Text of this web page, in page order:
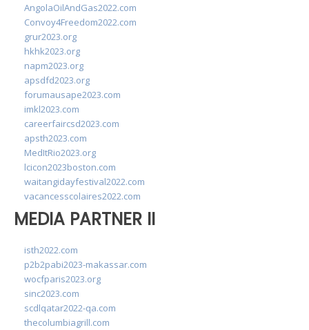
AngolaOilAndGas2022.com
Convoy4Freedom2022.com
grur2023.org
hkhk2023.org
napm2023.org
apsdfd2023.org
forumausape2023.com
imkl2023.com
careerfaircsd2023.com
apsth2023.com
MedItRio2023.org
lcicon2023boston.com
waitangidayfestival2022.com
vacancesscolaires2022.com
MEDIA PARTNER II
isth2022.com
p2b2pabi2023-makassar.com
wocfparis2023.org
sinc2023.com
scdlqatar2022-qa.com
thecolumbiagrill.com